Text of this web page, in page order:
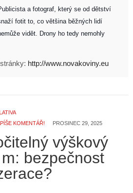
a fotograf, který se od dětství
fotit to, co většina běžných lidí
vidět. Drony ho tedy nemohly
http://www.novakoviny.eu
KOMENTÁŘ!
PROSINEC 29, 2025
výškový
bezpečnost